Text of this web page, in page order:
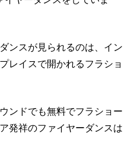
ンスが見られるのは、イン
レイスで開かれるフラショ
ンドでも無料でフラショー
発祥のファイヤーダンスは